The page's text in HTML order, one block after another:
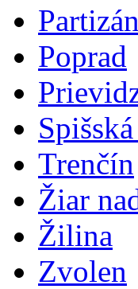
Poprad
Trenčín
Žiar
Žilina
Zvolen